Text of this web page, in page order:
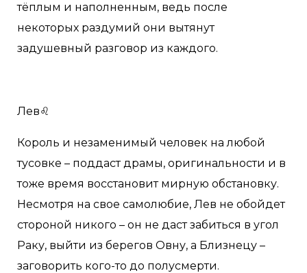
тёплым и наполненным, ведь после
некоторых раздумий они вытянут
задушевный разговор из каждого.
Лев♌️
Король и незаменимый человек на любой
тусовке – поддаст драмы, оригинальности и в
тоже время восстановит мирную обстановку.
Несмотря на свое самолюбие, Лев не обойдет
стороной никого – он не даст забиться в угол
Раку, выйти из берегов Овну, а Близнецу –
заговорить кого-то до полусмерти.